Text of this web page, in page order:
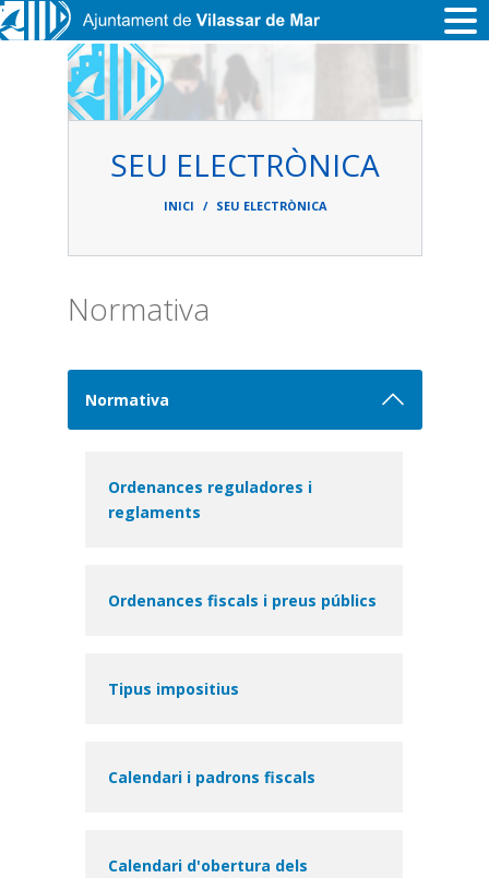
Vés al contingut
SEU ELECTRÒNICA
d'ariadna
INICI SEU ELECTRÒNICA
Normativa
Normativa
Ordenances reguladores i
reglaments
Ordenances fiscals i preus públics
Tipus impositius
Calendari i padrons fiscals
Document
Calendari d'obertura dels